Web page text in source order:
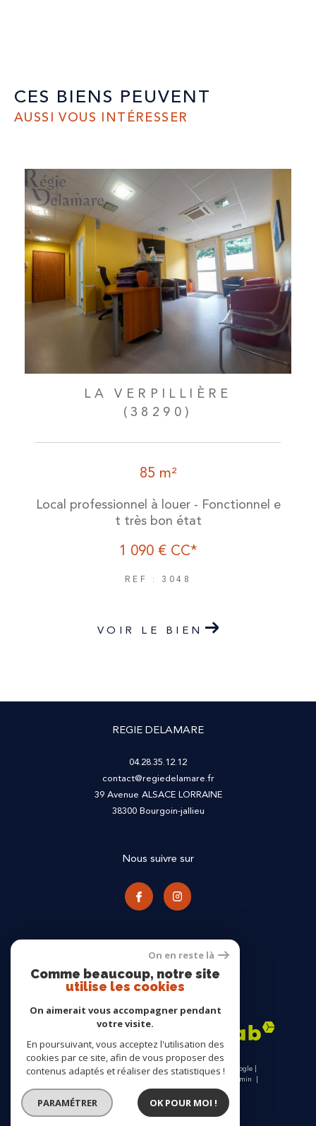
CES BIENS PEUVENT
AUSSI VOUS INTÉRESSER
LA VERPILLIÈRE
(38290)
85 m²
Local professionnel à louer - Fonctionnel e
t très bon état
1 090 € CC*
REF : 3048
VOIR LE BIEN
REGIE DELAMARE
04.28.35.12.12
contact@regiedelamare.fr
39 Avenue ALSACE LORRAINE
38300
bourgoin-jallieu
Nous suivre sur
© 2026 | Tous droits réservés | Traduction powered by Google |
Nos honoraires
Mentions légales
Admin
Nos partenaires
Politique RGPD Cookies
On en reste là
Comme beaucoup, notre site
utilise les cookies
On aimerait vous accompagner pendant
votre visite.
En poursuivant, vous acceptez l'utilisation des
cookies par ce site, afin de vous proposer des
contenus adaptés et réaliser des statistiques !
PARAMÉTRER OK POUR MOI !